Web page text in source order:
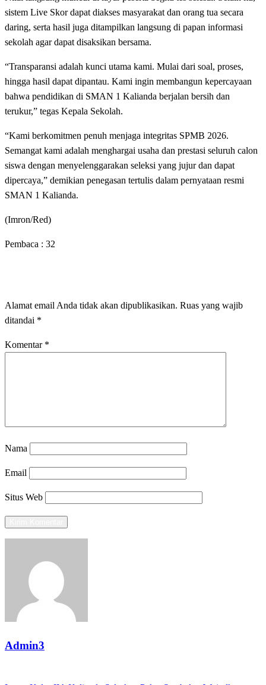
sistem Live Skor dapat diakses masyarakat dan orang tua secara
daring, serta hasil juga ditampilkan langsung di papan informasi
sekolah agar dapat disaksikan bersama.
“Transparansi adalah kunci utama kami. Mulai dari soal, proses,
hingga hasil dapat dipantau. Kami ingin membangun kepercayaan
bahwa pendidikan di SMAN 1 Kalianda berjalan bersih dan
terukur,” tegas Kepala Sekolah.
“Kami berkomitmen penuh menjaga integritas SPMB 2026.
Semangat kami adalah menghargai usaha dan prestasi seluruh calon
siswa dengan menyelenggarakan seleksi yang jujur dan dapat
dipercaya,” demikian penegasan tertulis dalam pernyataan resmi
SMAN 1 Kalianda.
(Imron/Red)
Pembaca : 32
Alamat email Anda tidak akan dipublikasikan. Ruas yang wajib
ditandai *
Komentar *
Nama
Email
Situs Web
Admin3